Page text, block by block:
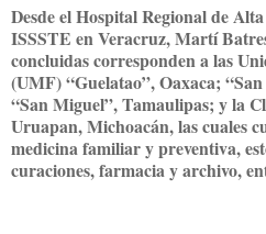
Desde el Hospital Regional de
ISSSTE en Veracruz, Martí
concluidas corresponden a las
(UMF) “Guelatao”, Oaxaca;
“San Miguel”, Tamaulipas; y la
Uruapan, Michoacán, las cuales
medicina familiar y preventiva,
curaciones, farmacia y archivo,